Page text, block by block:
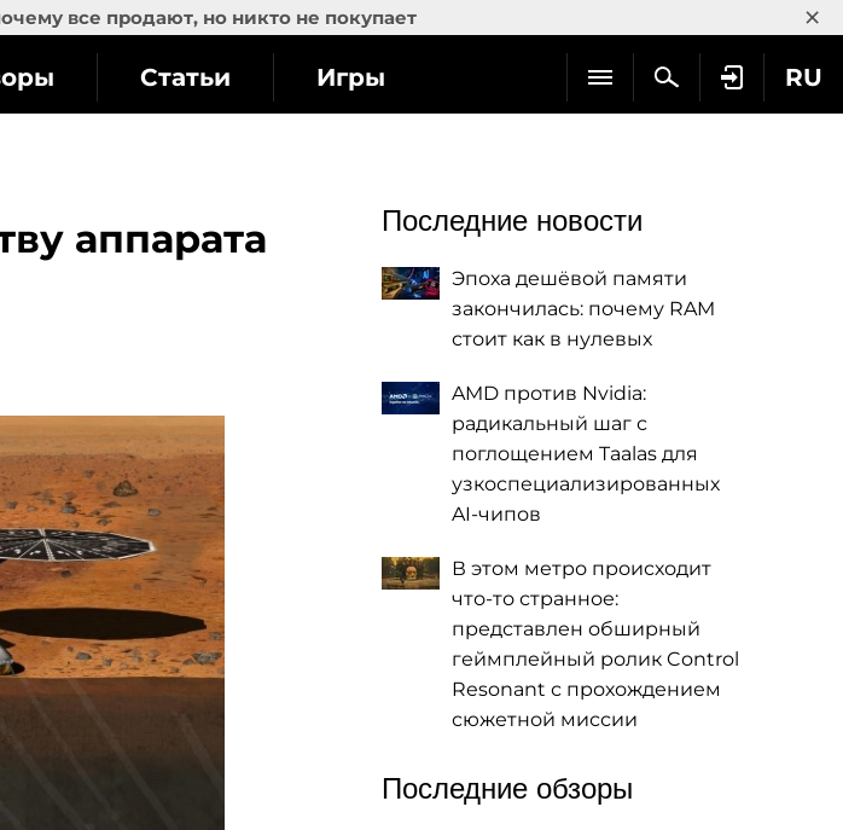
все продают, но никто не покупает ×
RU
Статьи Игры
аппарата
Последние новости
Эпоха дешёвой памяти
закончилась: почему RAM
стоит как в нулевых
AMD против Nvidia:
радикальный шаг с
поглощением Taalas для
узкоспециализированных
AI-чипов
В этом метро происходит
что-то странное:
представлен обширный
геймплейный ролик Control
Resonant с прохождением
сюжетной миссии
Последние обзоры